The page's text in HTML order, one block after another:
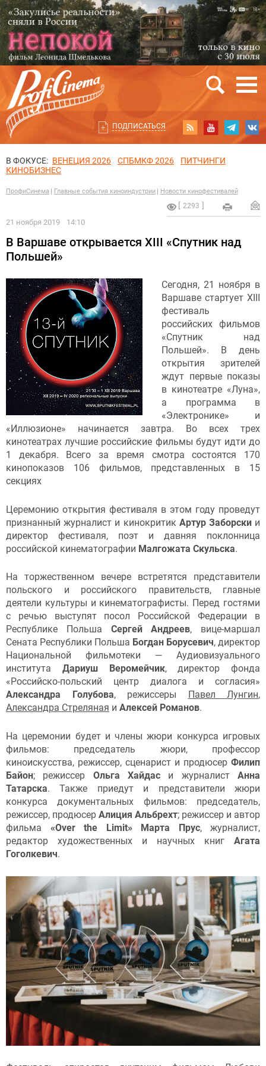
ПОДПИСАТЬСЯ
В ФОКУСЕ: ВЕНЕЦИЯ 2026 СПБМКФ 2026
ПИТЧИНГИ
КИНОБИЗНЕС
ПрофиСинема Главные события киноиндустрии Новости кинофестивалей
2293
21 ноября 2019 14:10
В Варшаве открывается XIII «Спутник над
Польшей»
Сегодня, 21 ноября в
Варшаве стартует XIII
фестиваль
российских фильмов
«Спутник над
Польшей». В день
открытия зрителей
ждут первые показы
в кинотеатре «Луна»,
а программа в
«Электронике» и
«Иллюзионе» начинается завтра. Во всех трех
кинотеатрах лучшие российские фильмы будут идти до
1 декабря. Всего за время смотра состоятся 170
кинопоказов 106 фильмов, представленных в 15
секциях
Церемонию открытия фестиваля в этом году проведут
признанный журналист и кинокритик Артур Заборскии
директор фестиваля, поэт и давняя поклонница
российской кинематографии Малгожата Скульска.
На торжественном вечере встретятся представители
польского и российского правительств, главные
деятели культуры и кинематографисты. Перед гостями
с речью выступят посол Российской Федерации в
Республике Польша Сергей Андреев, вице-маршал
Сената Республики Польша Богдан Борусевич, директор
Национальной фильмотеки — Аудиовизуального
института Дариуш Веромейчик, директор фонда
«Российско-польский центр диалога и согласия»
Александра Голубова, режиссеры Павел Лунгин,
Александра Стреляная и Алексей Романов.
На церемонии будет и члены жюри конкурса игровых
фильмов: председатель жюри, профессор
киноискусства, режиссер, сценарист и продюсер Филип
Байон; режиссер Ольга Хайдас и журналистАнна
Татарска. Также приедут и представители жюри
конкурса документальных фильмов: председатель,
режиссер, продюсер Алиция Альбрехт; режиссер и автор
фильма «Over the Limit» Марта Прус, журналист,
редактор художественных и научных книг Агата
Гоголкевич.